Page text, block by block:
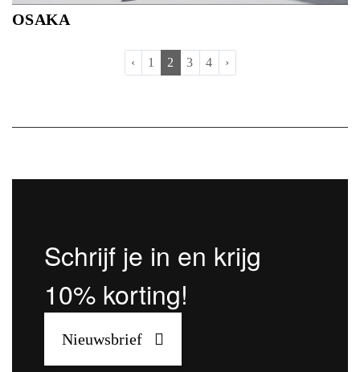
Westerse lifestyle. Door een fashion toets toe te voegen
aan hun collecties, brengen ze de hockey wereld naar de
OSAKA
‹ 1 2 3 4 ›
Schrijf je in en krijg
10% korting!
Nieuwsbrief